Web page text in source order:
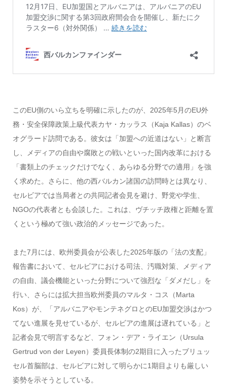
このEU側のいら立ちを明確に示したのが、2025年5月のEU外
務・安全保障政策上級代表カヤ・カッラス（Kaja Kallas）のベ
オグラード訪問である。彼女は「加盟への近道はない」と断言
し、メディアの自由や腐敗との戦いといった国内改革における
「書類上のチェックだけでなく、あらゆる分野での適用」を強
く求めた。さらに、他の西バルカン諸国の訪問時とは異なり、
セルビアでは当局者との共同記者会見を避け、野党や学生、
NGOの代表者とも会談した。これは、ヴチッチ政権と距離を置
くという極めて強い政治的メッセージであった。
また7月には、欧州委員会が公表した2025年版の「法の支配」
報告書において、セルビアにおける司法、汚職対策、メディア
の自由、議会機能といった分野について強烈な「ダメだし」を
行い、さらには拡大担当欧州委員のマルタ・コス（Marta
Kos）が、「アルバニアやモンテネグロとのEU加盟交渉はかつ
てない進展を見せているが、セルビアの進展は遅れている」と
記者会見で明言するなど、フォン・デア・ライエン（Ursula
Gertrud von der Leyen）委員長体制の2期目に入ったブリュッ
セル首脳部は、セルビアに対して明らかに1期目よりも厳しい
姿勢を示そうとしている。